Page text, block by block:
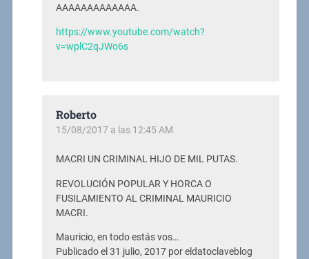
AAAAAAAAAAAAA.
https://www.youtube.com/watch?
v=wplC2qJWo6s
Roberto
15/08/2017 a las 12:45 AM
MACRI UN CRIMINAL HIJO DE MIL PUTAS.
REVOLUCIÓN POPULAR Y HORCA O
FUSILAMIENTO AL CRIMINAL MAURICIO
MACRI.
Mauricio, en todo estás vos…
Publicado el 31 julio, 2017 por eldatoclaveblog